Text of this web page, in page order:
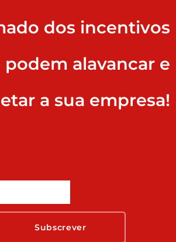
dos incentivos
podem alavancar e
a sua empresa!
Subscrever